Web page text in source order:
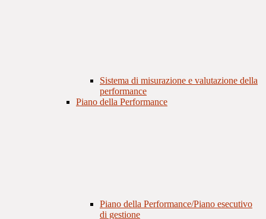
Sistema di misurazione e valutazione della
performance
Piano della Performance
Piano della Performance/Piano esecutivo
di gestione